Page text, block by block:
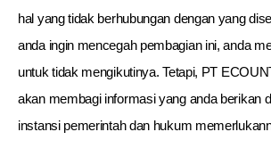
hal yang tidak berhubungan dengan yang
anda ingin mencegah pembagian ini, anda
untuk tidak mengikutinya. Tetapi, PT
akan membagi informasi yang anda berikan
instansi pemerintah dan hukum